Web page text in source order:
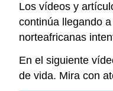
Los vídeos y
continúa llegando
norteafricanas
En el siguiente
de vida. Mira con